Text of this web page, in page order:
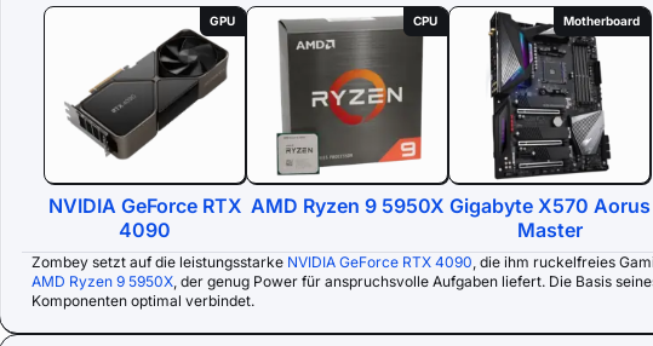
GPU
NVIDIA GeForce RTX
4090
CPU
AMD Ryzen 9 5950X
Motherboard
Gigabyte X570 Aorus
Master
Zombey setzt auf die leistungsstarke NVIDIA GeForce RTX 4090, die ihm ruckelfreies
AMD Ryzen 9 5950X, der genug Power für anspruchsvolle Aufgaben liefert. Die Basis
Komponenten optimal verbindet.